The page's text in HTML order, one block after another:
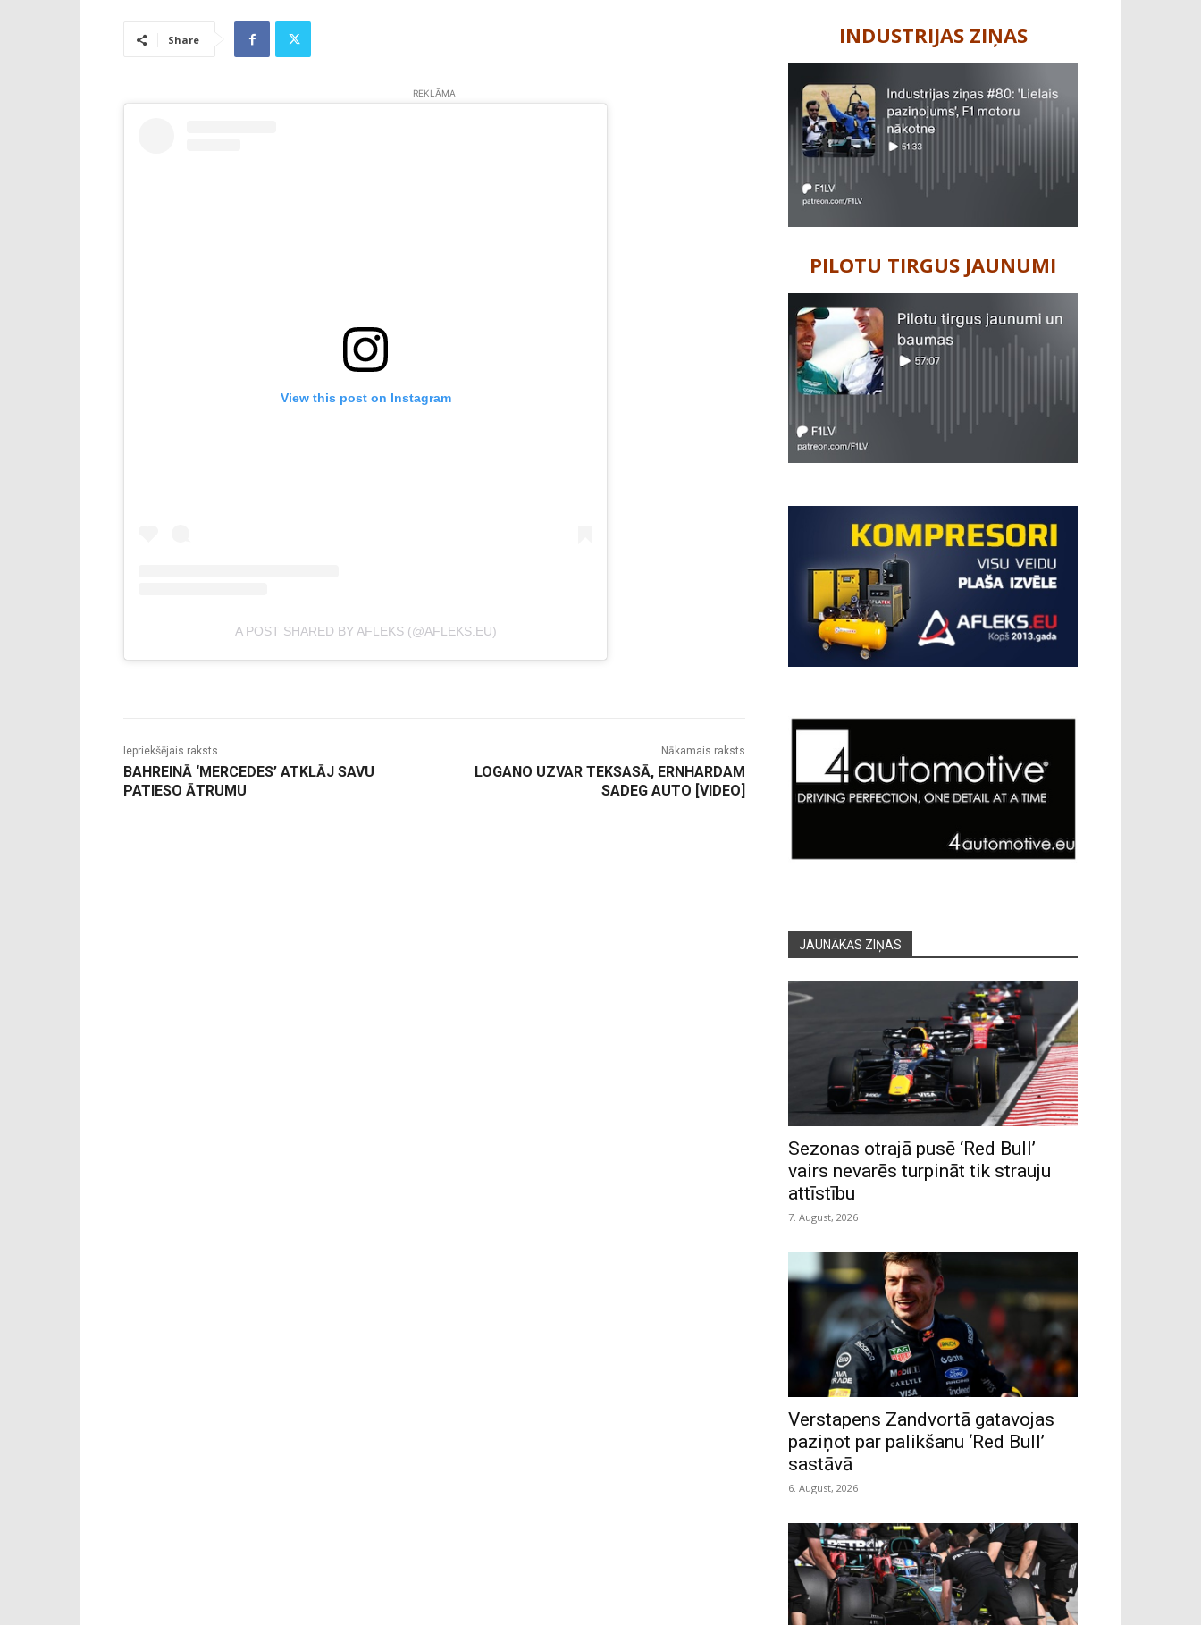
Share
REKLĀMA
View this post on Instagram
A POST SHARED BY AFLEKS (@AFLEKS.EU)
Iepriekšējais raksts
BAHREINĀ ‘MERCEDES’ ATKLĀJ SAVU
PATIESO ĀTRUMU
Nākamais raksts
LOGANO UZVAR TEKSASĀ, ERNHARDAM
SADEG AUTO [VIDEO]
INDUSTRIJAS ZIŅAS
PILOTU TIRGUS JAUNUMI
JAUNĀKĀS ZIŅAS
Sezonas otrajā pusē ‘Red Bull’
vairs nevarēs turpināt tik strauju
attīstību
7. August, 2026
Verstapens Zandvortā gatavojas
paziņot par palikšanu ‘Red Bull’
sastāvā
6. August, 2026